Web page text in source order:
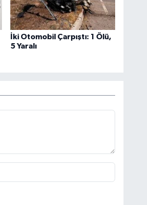
İki Otomobil Çarpıştı: 1 Ölü,
5 Yaralı